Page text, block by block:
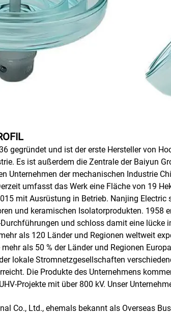
gegründet und ist der erste Hersteller von
Es ist außerdem die Zentrale der Baiyun
Unternehmen der mechanischen Industrie
umfasst das Werk eine Fläche von 19
mit Ausrüstung in Betrieb. Nanjing
und keramischen Isolatorprodukten. 1958
und schloss damit eine lücke
als 120 Länder und Regionen weltweit
als 50 % der Länder und Regionen
lokale Stromnetzgesellschaften
Die Produkte des Unternehmens
Projekte mit über 800 kV. Unser
Co., Ltd., ehemals bekannt als Overseas